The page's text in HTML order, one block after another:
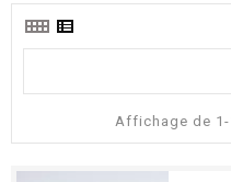
Affichage de